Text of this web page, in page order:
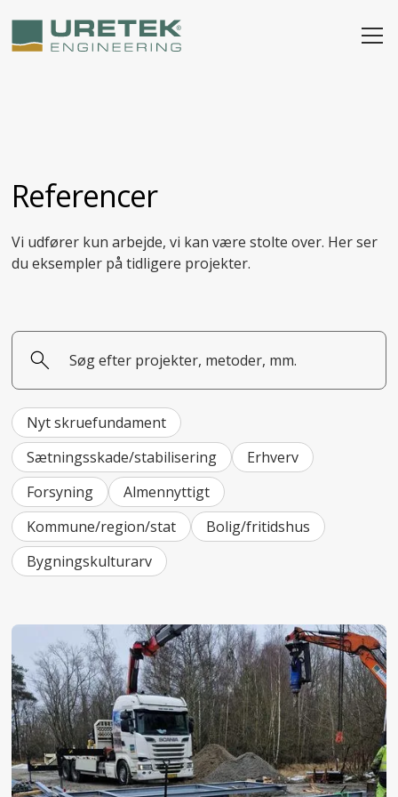
Referencer
Vi udfører kun arbejde, vi kan være stolte over. Her ser
du eksempler på tidligere projekter.
Nyt skruefundament
Sætningsskade/stabilisering
Erhverv
Forsyning
Almennyttigt
Kommune/region/stat
Bolig/fritidshus
Bygningskulturarv